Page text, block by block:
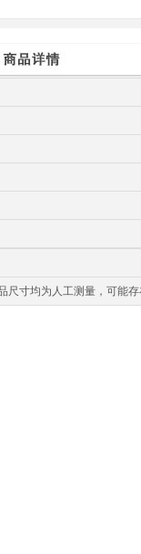
尺寸均为人工测量，可能